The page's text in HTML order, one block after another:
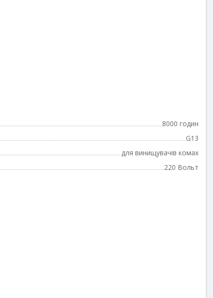
8000 годин
G13
для винищувачів комах
220 Вольт